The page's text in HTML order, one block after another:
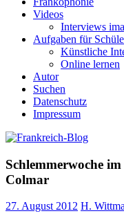
Videos
Interviews
Aufgaben für
Künstliche
Online lernen
Autor
Suchen
Datenschutz
Impressum
Schlemmerwoche
Colmar
27. August 2012 H.